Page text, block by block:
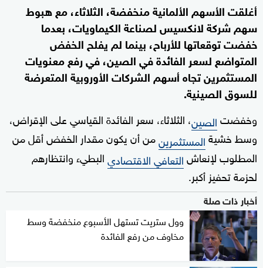
أغلقت الأسهم الألمانية منخفضة، الثلاثاء، مع هبوط
سهم شركة لانكسيس لصناعة الكيماويات، بعدما
خفضت توقعاتها للأرباح، بينما لم يفلح الخفض
المتواضع لسعر الفائدة في الصين، في رفع معنويات
المستثمرين تجاه أسهم الشركات الأوروبية المتعرضة
للسوق الصينية.
وخفضتالصين، الثلاثاء، سعر الفائدة القياسي على الإقراض،
وسط خشيةالمستثمرينمن أن يكون مقدار الخفض أقل من
المطلوب لإنعاشالتعافي الاقتصاديالبطيء وانتظارهم
لحزمة تحفيز أكبر.
أخبار ذات صلة
وول ستريت تستهل الأسبوع منخفضة وسط
مخاوف من رفع الفائدة